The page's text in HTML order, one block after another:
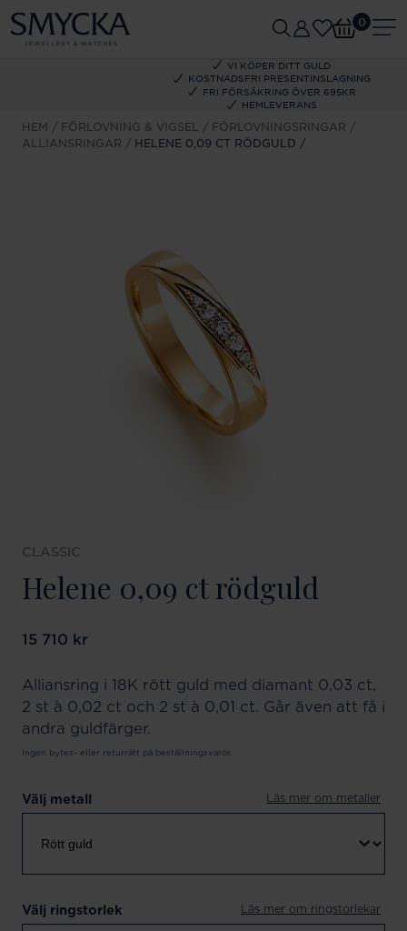
VI KÖPER DITT GULD
KOSTNADSFRI PRESENTINSLAGNING
FRI FÖRSÄKRING ÖVER 695KR
HEMLEVERANS
0
HEM FÖRLOVNING & VIGSEL
FÖRLOVNINGSRINGAR
ALLIANSRINGAR
HELENE 0,09 CT RÖDGULD
CLASSIC
Helene 0,09 ct rödguld
Pris:15 710 kr
15 710 kr
Alliansring i 18K rött guld med diamant 0,03 ct,
2 st à 0,02 ct och 2 st à 0,01 ct. Går även att få i
andra guldfärger.
Ingen bytes- eller returrätt på beställningsvaror.
Välj metall Läs mer om metaller
Välj ringstorlek Läs mer om ringstorlekar